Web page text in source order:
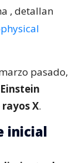
, detallan
pasado,
X.
inicial